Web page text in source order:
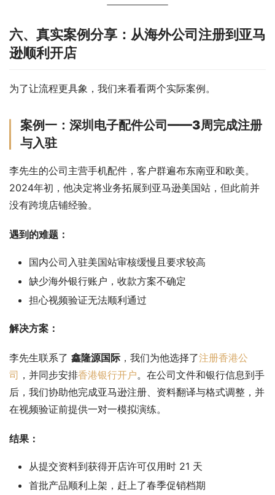
六、真实案例分享：从海外公司注册到亚马
逊顺利开店
为了让流程更具象，我们来看看两个实际案例。
案例一：深圳电子配件公司——3周完成注册
与入驻
李先生的公司主营手机配件，客户群遍布东南亚和欧美。
2024年初，他决定将业务拓展到亚马逊美国站，但此前并
没有跨境店铺经验。
遇到的难题：
国内公司入驻美国站审核缓慢且要求较高
缺少海外银行账户，收款方案不确定
担心视频验证无法顺利通过
解决方案：
李先生联系了 鑫隆源国际 ，我们为他选择了注册香港公
司 ，并同步安排香港银行开户。在公司文件和银行信息到手
后，我们协助他完成亚马逊注册、资料翻译与格式调整，并
在视频验证前提供一对一模拟演练。
结果：
从提交资料到获得开店许可仅用时 21 天
首批产品顺利上架，赶上了春季促销档期